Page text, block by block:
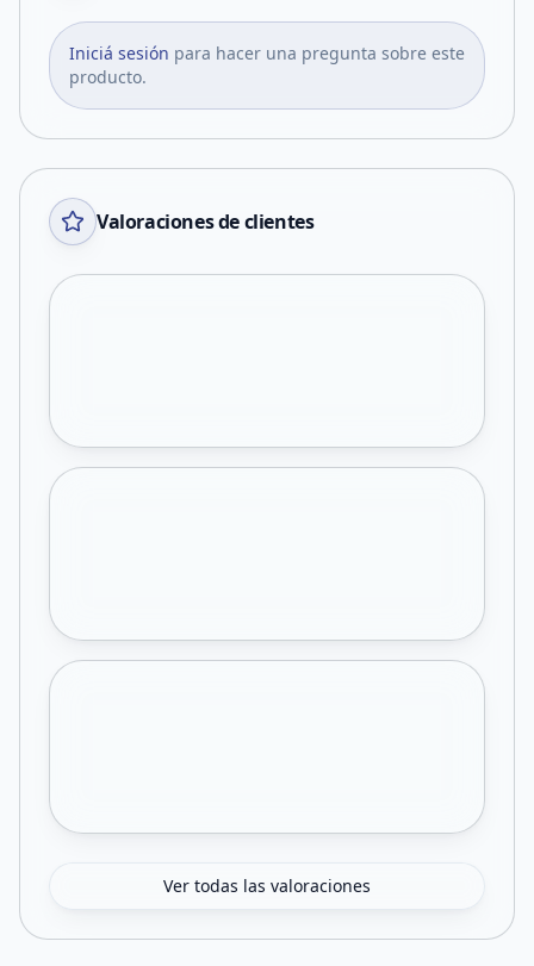
Iniciá sesión para hacer una pregunta sobre este
producto.
Valoraciones de clientes
Ver todas las valoraciones